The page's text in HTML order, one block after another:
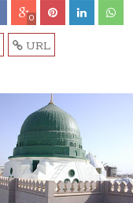
0
URL